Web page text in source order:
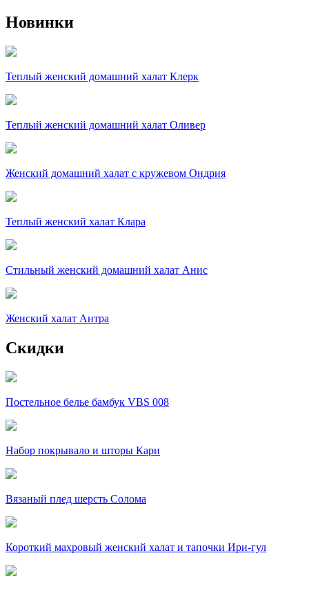
Новинки
Теплый женский домашний халат Клерк
Теплый женский домашний халат Оливер
Женский домашний халат с кружевом Ондрия
Теплый женский халат Клара
Стильный женский домашний халат Анис
Женский халат Антра
Скидки
Постельное белье бамбук VBS 008
Набор покрывало и шторы Кари
Вязаный плед шерсть Солома
Короткий махровый женский халат и тапочки Ири-гул